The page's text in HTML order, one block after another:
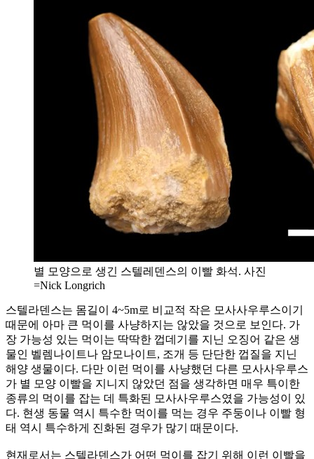
별 모양으로 생긴 스텔레덴스의 이빨 화석. 사진
=Nick Longrich
스텔라덴스는 몸길이 4~5m로 비교적 작은 모사사우루스이기
때문에 아마 큰 먹이를 사냥하지는 않았을 것으로 보인다. 가
장 가능성 있는 먹이는 딱딱한 껍데기를 지닌 오징어 같은 생
물인 벨렘나이트나 암모나이트, 조개 등 단단한 껍질을 지닌
해양 생물이다. 다만 이런 먹이를 사냥했던 다른 모사사우루스
가 별 모양 이빨을 지니지 않았던 점을 생각하면 매우 특이한
종류의 먹이를 잡는 데 특화된 모사사우루스였을 가능성이 있
다. 현생 동물 역시 특수한 먹이를 먹는 경우 주둥이나 이빨 형
태 역시 특수하게 진화된 경우가 많기 때문이다.
현재로서는 스텔라덴스가 어떤 먹이를 잡기 위해 이런 이빨을